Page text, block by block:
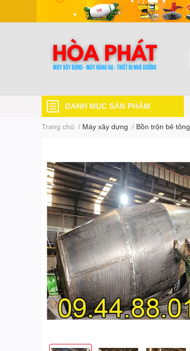
DANH MỤC SẢN PHẨM
Trang chủ / Máy xây dựng / Bồn trộn bê tông